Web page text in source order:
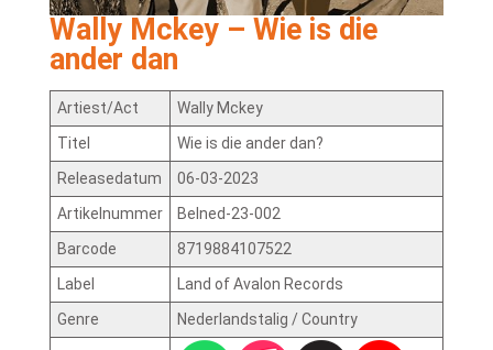
Wally Mckey – Wie is die
ander dan
Artiest/Act
Wally Mckey
Titel
Wie is die ander dan?
Releasedatum
06-03-2023
Artikelnummer
Belned-23-002
Barcode
8719884107522
Label
Land of Avalon Records
Genre
Nederlandstalig / Country